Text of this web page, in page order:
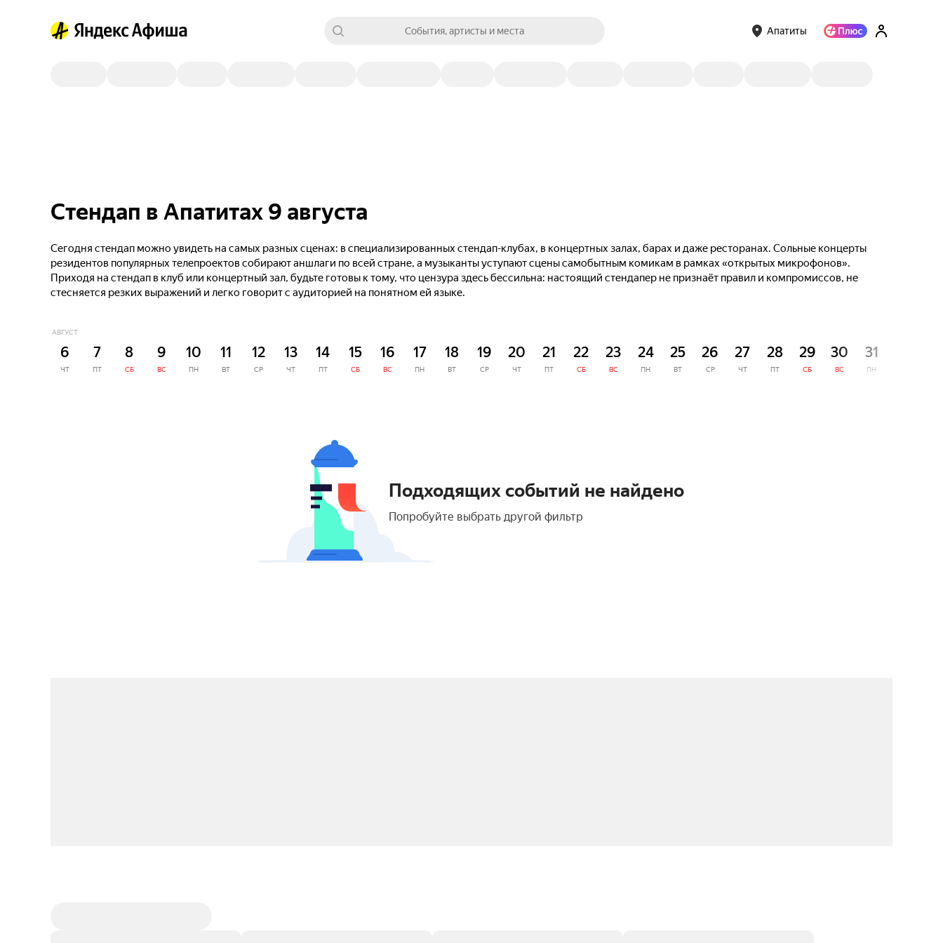
События, артисты и места Апатиты
Стендап в Апатитах 9 августа
Сегодня стендап можно увидеть на самых разных сценах: в специализированных стендап-клубах, в концертных залах, барах и даже ресторанах. Сольные концерты
резидентов популярных телепроектов собирают аншлаги по всей стране, а музыканты уступают сцены самобытным комикам в рамках «открытых микрофонов».
Приходя на стендап в клуб или концертный зал, будьте готовы к тому, что цензура здесь бессильна: настоящий стендапер не признаёт правил и компромиссов, не
стесняется резких выражений и легко говорит с аудиторией на понятном ей языке.
АВГУСТ
6
ЧТ
7
ПТ
8
СБ
9
ВС
10
ПН
11
ВТ
12
СР
13
ЧТ
14
ПТ
15
СБ
16
ВС
17
ПН
18
ВТ
19
СР
20
ЧТ
21
ПТ
22
СБ
23
ВС
24
ПН
25
ВТ
26
СР
27
ЧТ
28
ПТ
29
СБ
30
ВС
31
ПН
Подходящих событий не найдено
Попробуйте выбрать другой фильтр